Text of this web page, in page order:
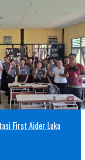
First Aider Luka